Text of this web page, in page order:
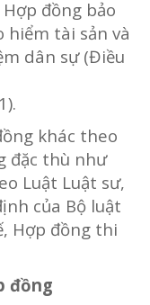
đồng bảo
hiểm tài sản và
dân sự (Điều
khác theo
đặc thù như
Luật Luật sư,
của Bộ luật
Hợp đồng thi
đồng